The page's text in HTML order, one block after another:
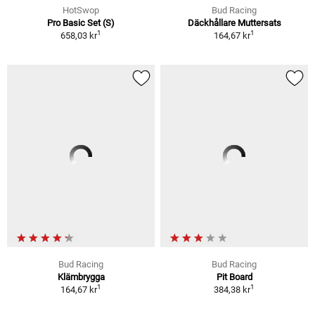
HotSwop
Pro Basic Set (S)
658,03 kr1
Bud Racing
Däckhållare Muttersats
164,67 kr1
Bud Racing
Klämbrygga
164,67 kr1
Bud Racing
Pit Board
384,38 kr1